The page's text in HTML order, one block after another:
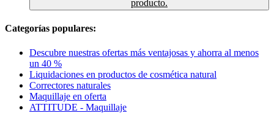
producto.
Categorías populares:
Descubre nuestras ofertas más ventajosas y ahorra al menos
un 40 %
Liquidaciones en productos de cosmética natural
Correctores naturales
Maquillaje en oferta
ATTITUDE - Maquillaje